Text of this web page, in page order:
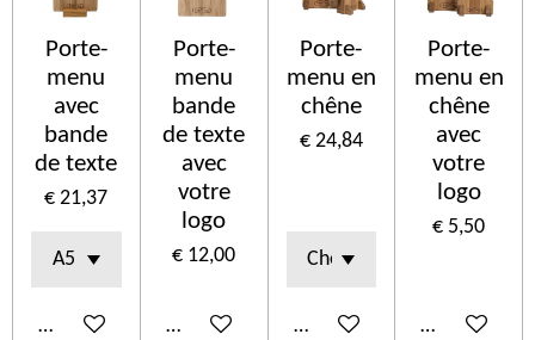
Porte-
menu
avec
bande
de texte
€ 21,37
In winkelwagen
Porte-
menu
bande
de texte
avec
votre
logo
€ 12,00
In winkelwagen
Porte-
menu en
chêne
€ 24,84
In winkelwagen
Porte-
menu en
chêne
avec
votre
logo
€ 5,50
In